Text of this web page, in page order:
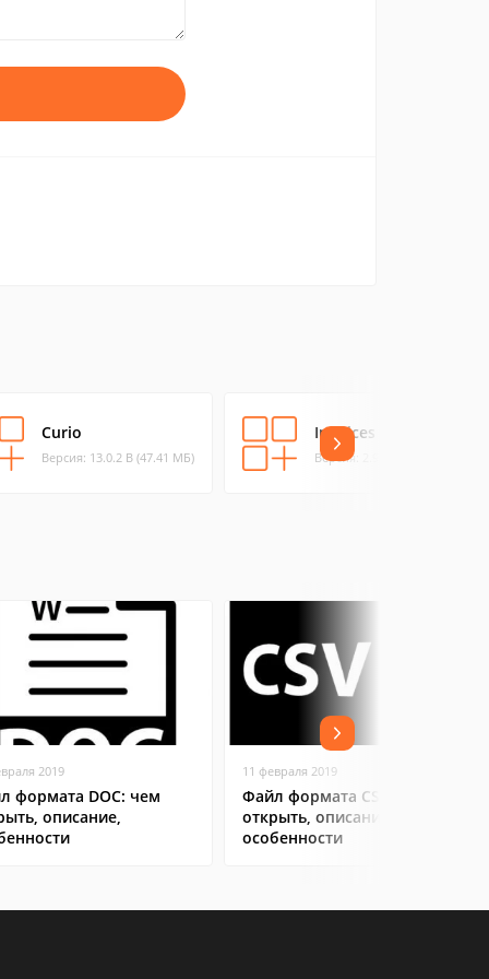
Curio
Версия: 13.0.2 B (47.41 МБ)
Invoices
Версия: 2.9.1 (3.77 МБ)
2019
формата DOC: чем
описание,
11 февраля 2019
Файл формата CSV: чем
открыть, описание,
особенности